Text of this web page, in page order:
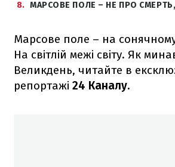
8 МАРСОВЕ ПОЛЕ – НЕ ПРО
Марсове поле – на сонячному
На світлій межі світу. Як
Великдень, читайте в
репортажі 24 Каналу.